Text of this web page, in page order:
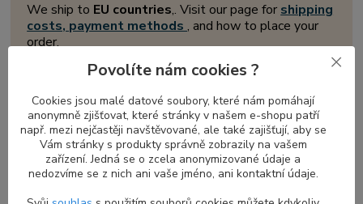
We ship to EU countries,. Visit our page for shipping
costs, payment methods, and how to place your
order.
Přední LCD display rámeček pro
notebooky DELL Latitude
Přednídisplej rámečekje důležitou součástí každého notebooku,
která obklopuje a chrání obrazovku současných modelů
Povolíte nám cookies ?
Cookies jsou malé datové soubory, které nám pomáhají
anonymně zjišťovat, které stránky v našem e-shopu patří
např. mezi nejčastěji navštěvované, ale také zajišťují, aby se
Vám stránky s produkty správně zobrazily na vašem
zařízení. Jedná se o zcela anonymizované údaje a
nedozvíme se z nich ani vaše jméno, ani kontaktní údaje.